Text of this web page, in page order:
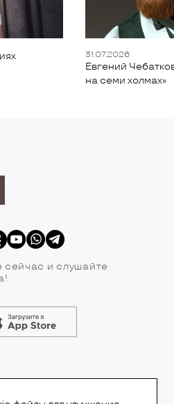
31.07.2026
Евгений
на семи холмах»
и слушайте